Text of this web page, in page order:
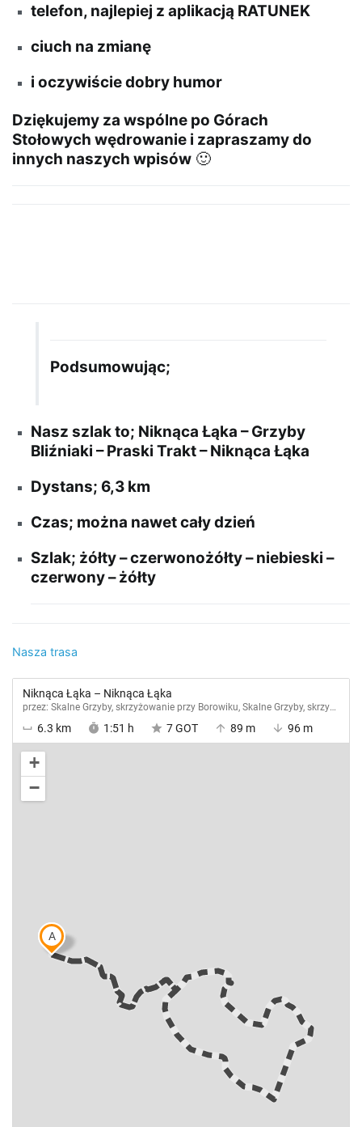
telefon, najlepiej z aplikacją RATUNEK
ciuch na zmianę
i oczywiście dobry humor
Dziękujemy za wspólne po Górach
Stołowych wędrowanie i zapraszamy do
innych naszych wpisów 🙂
Podsumowując;
Nasz szlak to; Niknąca Łąka – Grzyby
Bliźniaki – Praski Trakt – Niknąca Łąka
Dystans; 6,3 km
Czas; można nawet cały dzień
Szlak; żółty – czerwonożółty – niebieski –
czerwony – żółty
Nasza trasa